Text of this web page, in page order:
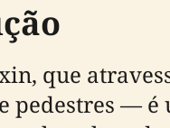
que
pedestres —